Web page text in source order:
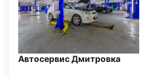
Автосервис Дмитровка